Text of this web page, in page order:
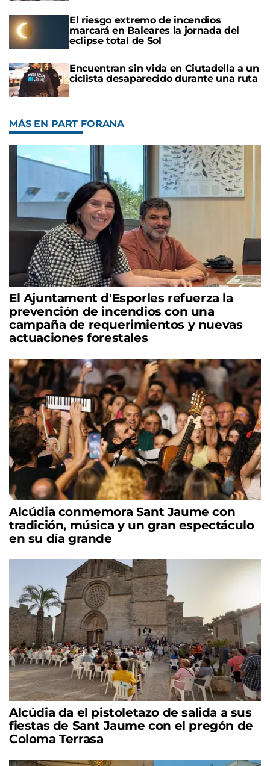
El riesgo extremo de incendios
marcará en Baleares la jornada del
eclipse total de Sol
Encuentran sin vida en Ciutadella a un
ciclista desaparecido durante una ruta
MÁS EN PART FORANA
El Ajuntament d'Esporles refuerza la
prevención de incendios con una
campaña de requerimientos y nuevas
actuaciones forestales
Alcúdia conmemora Sant Jaume con
tradición, música y un gran espectáculo
en su día grande
Alcúdia da el pistoletazo de salida a sus
fiestas de Sant Jaume con el pregón de
Coloma Terrasa